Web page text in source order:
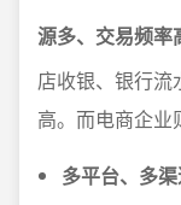
源多、交易频率
店收银、银行
高。而电商企业
多平台、多渠